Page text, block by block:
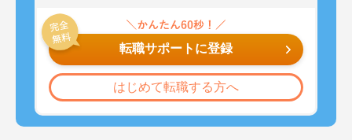
転職サポートに登録
はじめて転職する方へ